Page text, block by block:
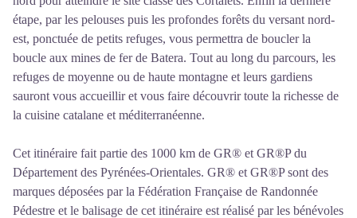
étape, par les pelouses puis les profondes forêts du versant nord-
est, ponctuée de petits refuges, vous permettra de boucler la
boucle aux mines de fer de Batera. Tout au long du parcours, les
refuges de moyenne ou de haute montagne et leurs gardiens
sauront vous accueillir et vous faire découvrir toute la richesse de
la cuisine catalane et méditerranéenne.
Cet itinéraire fait partie des 1000 km de GR® et GR®P du
Département des Pyrénées-Orientales. GR® et GR®P sont des
marques déposées par la Fédération Française de Randonnée
Pédestre et le balisage de cet itinéraire est réalisé par les bénévoles